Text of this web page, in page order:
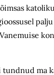
tundnud ma